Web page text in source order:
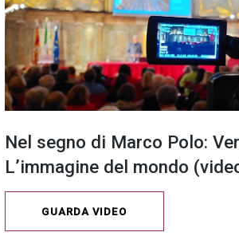
Nel segno di Marco Polo:
L’immagine del mondo
GUARDA VIDEO